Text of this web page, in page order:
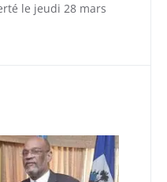
le jeudi 28 mars